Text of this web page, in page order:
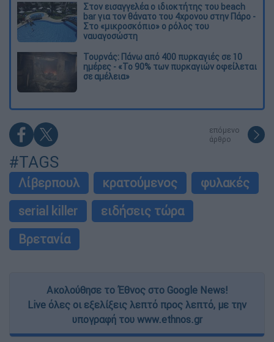
Στον εισαγγελέα ο ιδιοκτήτης του beach
bar για τον θάνατο του 4χρονου στην Πάρο -
Στο «μικροσκόπιο» ο ρόλος του
ναυαγοσώστη
Τουρνάς: Πάνω από 400 πυρκαγιές σε 10
ημέρες - «Το 90% των πυρκαγιών οφείλεται
σε αμέλεια»
επόμενο
άρθρο
#TAGS
Λίβερπουλ κρατούμενος
φυλακές
serial killer
ειδήσεις τώρα
Βρετανία
Ακολούθησε το Έθνος στο Google News!
Live όλες οι εξελίξεις λεπτό προς λεπτό, με την
υπογραφή του www.ethnos.gr